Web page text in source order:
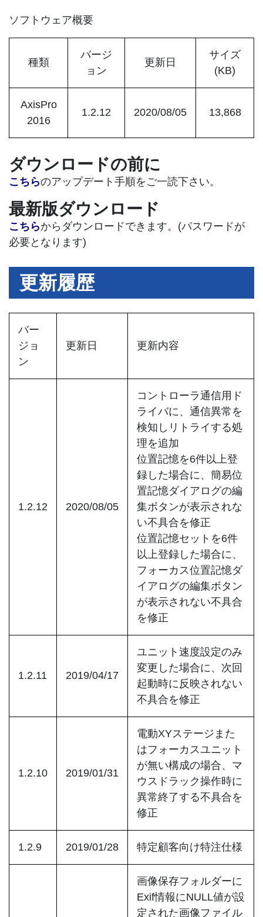
ソフトウェア概要
種類
バージ
ョン
更新日
サイズ
(KB)
AxisPro
2016
1.2.12 2020/08/05 13,868
ダウンロードの前に
こちらのアップデート手順をご一読下さい。
最新版ダウンロード
こちらからダウンロードできます。(パスワードが
必要となります)
更新履歴
バー
ジョ
ン
更新日 更新内容
1.2.12 2020/08/05
コントローラ通信用ド
ライバに、通信異常を
検知しリトライする処
理を追加
位置記憶を6件以上登
録した場合に、簡易位
置記憶ダイアログの編
集ボタンが表示されな
い不具合を修正
位置記憶セットを6件
以上登録した場合に、
フォーカス位置記憶ダ
イアログの編集ボタン
が表示されない不具合
を修正
1.2.11 2019/04/17
ユニット速度設定のみ
変更した場合に、次回
起動時に反映されない
不具合を修正
1.2.10 2019/01/31
電動XYステージまた
はフォーカスユニット
が無い構成の場合、マ
ウスドラック操作時に
異常終了する不具合を
修正
1.2.9 2019/01/28 特定顧客向け特注仕様
画像保存フォルダーに
Exif情報にNULL値が設
定された画像ファイル